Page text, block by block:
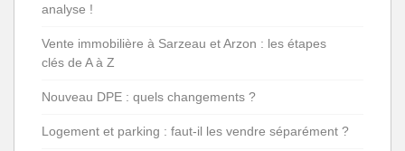
analyse !
Vente immobilière à Sarzeau et Arzon : les étapes
clés de A à Z
Nouveau DPE : quels changements ?
Logement et parking : faut-il les vendre séparément ?